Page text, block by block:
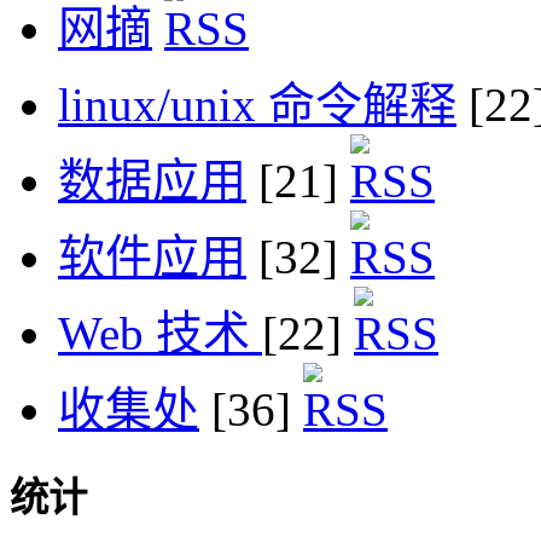
网摘
linux/unix 命令解释
数据应用 [21]
软件应用 [32]
Web 技术 [22]
收集处 [36]
统计